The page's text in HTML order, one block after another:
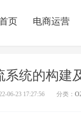
页 电商运营
系统的构建
06-23 17:27:56 分类：